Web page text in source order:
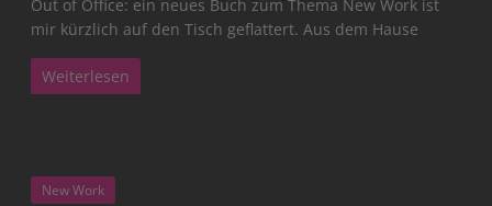
Out of Office: ein neues Buch zum Thema New Work ist
mir kürzlich auf den Tisch geflattert. Aus dem Hause
Weiterlesen
New Work